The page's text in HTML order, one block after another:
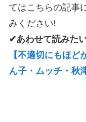
てはこちらの記事
みください!
✔あわせて読みた
【不適切にもほ
ん子・ムッチ・秋